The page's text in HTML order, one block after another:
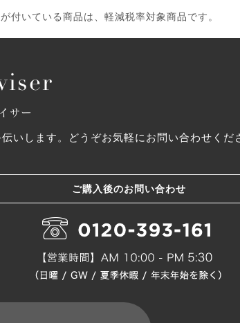
付いている商品は、軽減税率対象商品です。
いします。どうぞお気軽にお問い合わせくだ
ご購入後のお問い合わせ